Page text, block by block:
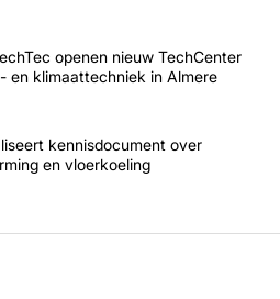
openen nieuw TechCenter
en klimaattechniek in Almere
kennisdocument over
en vloerkoeling